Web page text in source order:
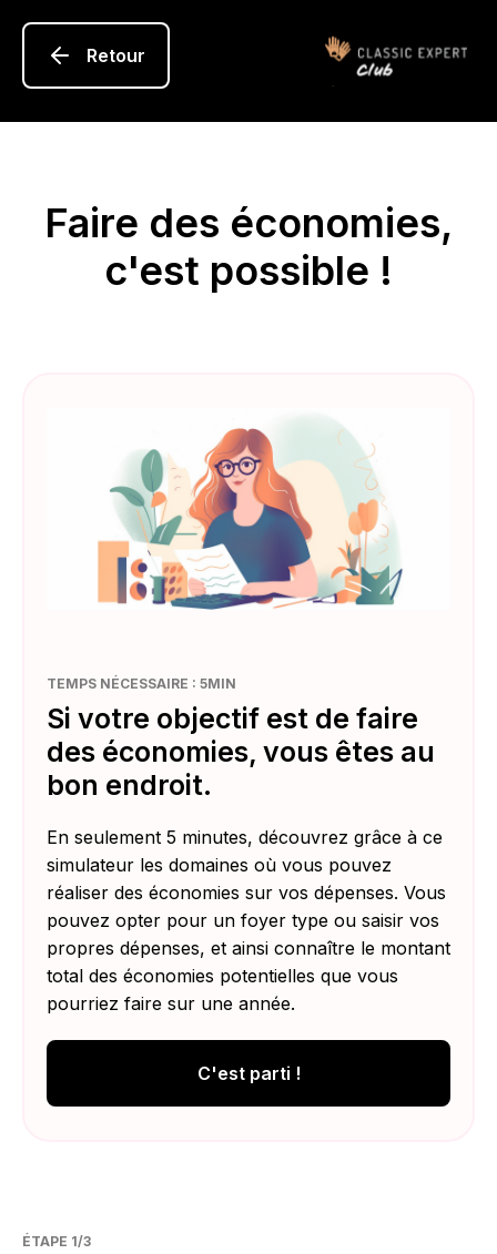
Retour
Faire des économies,
c'est possible !
TEMPS NÉCESSAIRE : 5MIN
Si votre objectif est de faire
des économies, vous êtes au
bon endroit.
En seulement 5 minutes, découvrez grâce à ce
simulateur les domaines où vous pouvez
réaliser des économies sur vos dépenses. Vous
pouvez opter pour un foyer type ou saisir vos
propres dépenses, et ainsi connaître le montant
total des économies potentielles que vous
pourriez faire sur une année.
C'est parti !
ÉTAPE 1/3